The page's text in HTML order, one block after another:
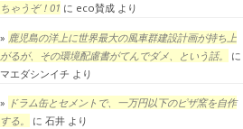
ちゃうぞ！01 に eco賛成 より
鹿児島の洋上に世界最大の風車群建設計画が持ち上
がるが、その環境配慮書がてんでダメ、という話。
に
マエダシンイチ より
ドラム缶とセメントで、一万円以下のピザ窯を自作
する。
に 石井 より